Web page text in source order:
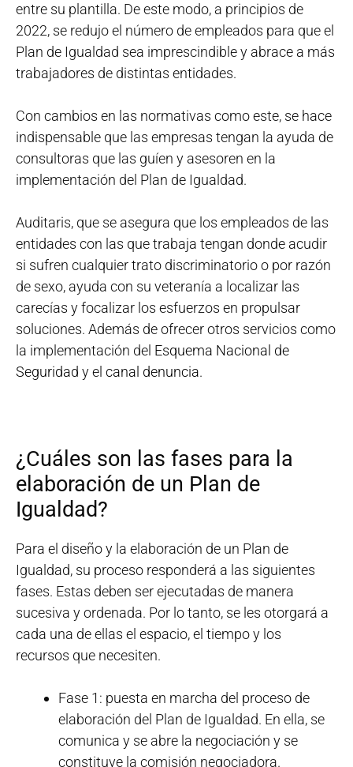
entre su plantilla. De este modo, a principios de
2022, se redujo el número de empleados para que el
Plan de Igualdad sea imprescindible y abrace a más
trabajadores de distintas entidades.
Con cambios en las normativas como este, se hace
indispensable que las empresas tengan la ayuda de
consultoras que las guíen y asesoren en la
implementación del Plan de Igualdad.
Auditaris, que se asegura que los empleados de las
entidades con las que trabaja tengan donde acudir
si sufren cualquier trato discriminatorio o por razón
de sexo, ayuda con su veteranía a localizar las
carecías y focalizar los esfuerzos en propulsar
soluciones. Además de ofrecer otros servicios como
la implementación del Esquema Nacional de
Seguridad y el canal denuncia.
¿Cuáles son las fases para la
elaboración de un Plan de
Igualdad?
Para el diseño y la elaboración de un Plan de
Igualdad, su proceso responderá a las siguientes
fases. Estas deben ser ejecutadas de manera
sucesiva y ordenada. Por lo tanto, se les otorgará a
cada una de ellas el espacio, el tiempo y los
recursos que necesiten.
Fase 1: puesta en marcha del proceso de
elaboración del Plan de Igualdad. En ella, se
comunica y se abre la negociación y se
constituye la comisión negociadora.